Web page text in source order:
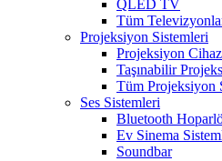
QLED TV
Tüm
Projeksiyon Sistemleri
Projeksiyon
Taşınabilir
Tüm Projeksiyon
Ses Sistemleri
Bluetooth
Ev Sinema
Soundbar